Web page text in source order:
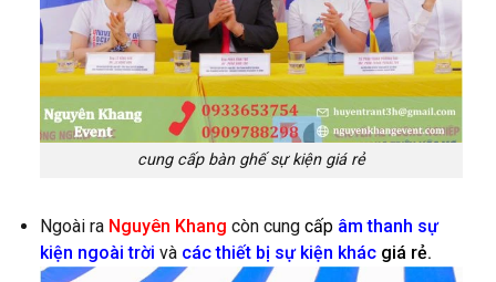
cung cấp bàn ghế sự kiện giá rẻ
Ngoài ra Nguyên Khang còn cungcấp âm thanh sự
kiện ngoài trời và các thiết bị sự kiện khác giá rẻ.